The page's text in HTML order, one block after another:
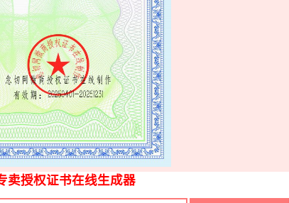
卖授权证书在线生成器